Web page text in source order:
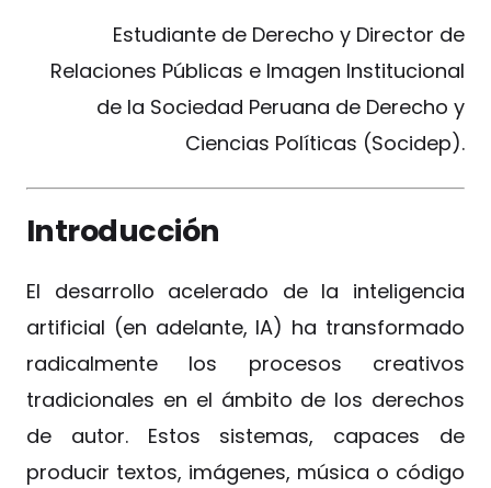
Estudiante de Derecho y Director de
Relaciones Públicas e Imagen Institucional
de la Sociedad Peruana de Derecho y
Ciencias Políticas (Socidep).
Introducción
El desarrollo acelerado de la inteligencia
artificial (en adelante, IA) ha transformado
radicalmente los procesos creativos
tradicionales en el ámbito de los derechos
de autor. Estos sistemas, capaces de
producir textos, imágenes, música o código